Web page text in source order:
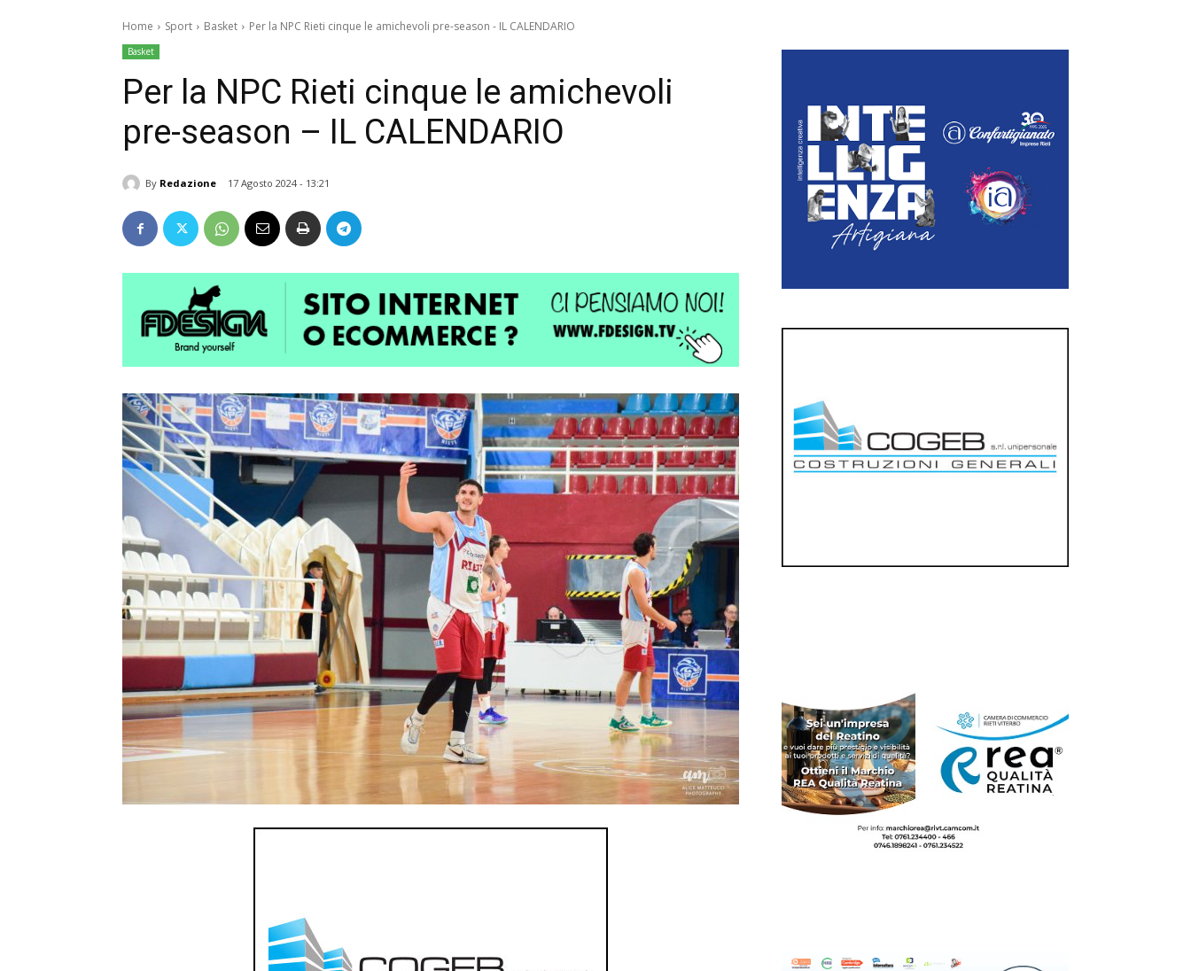
Home Sport Basket Per la NPC Rieti cinque le amichevoli pre-season - IL CALENDARIO
Basket
Per la NPC Rieti cinque le amichevoli
pre-season – IL CALENDARIO
By Redazione 17 Agosto 2024 - 13:21